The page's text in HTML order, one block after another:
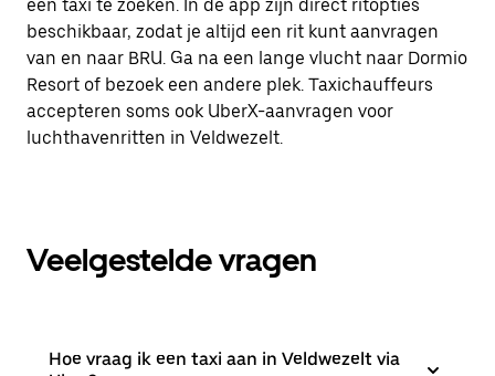
een taxi te zoeken. In de app zijn direct ritopties
beschikbaar, zodat je altijd een rit kunt aanvragen
van en naar BRU. Ga na een lange vlucht naar Dormio
Resort of bezoek een andere plek. Taxichauffeurs
accepteren soms ook UberX-aanvragen voor
luchthavenritten in Veldwezelt.
Veelgestelde vragen
Hoe vraag ik een taxi aan in Veldwezelt via